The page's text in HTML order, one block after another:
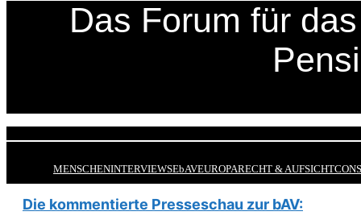
Das Forum für
MENSCHENINTERVIEWSEbAVEUROPARECHT & AUFSICHT
Die kommentierte Presseschau zur bAV: